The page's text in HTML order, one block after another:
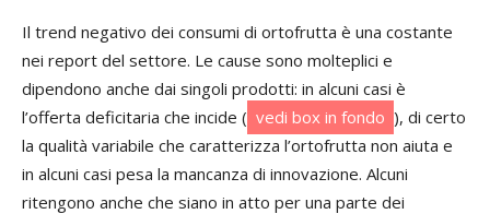
Il trend negativo dei consumi di ortofrutta è una costante
nei report del settore. Le cause sono molteplici e
dipendono anche dai singoli prodotti: in alcuni casi è
l’offerta deficitaria che incide ( vedi box in fondo ), di certo
la qualità variabile che caratterizza l’ortofrutta non aiuta e
in alcuni casi pesa la mancanza di innovazione. Alcuni
ritengono anche che siano in atto per una parte dei